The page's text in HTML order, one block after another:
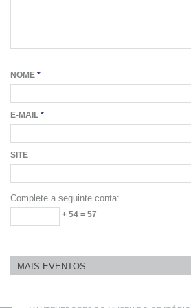
NOME *
E-MAIL *
SITE
+ 54 = 57
MAIS EVENTOS